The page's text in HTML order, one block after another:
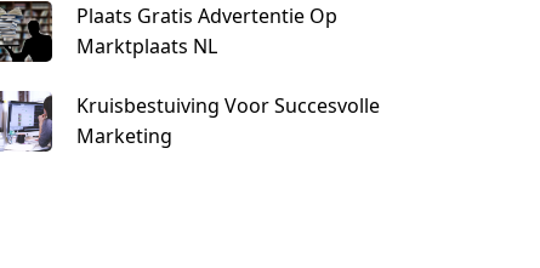
Plaats Gratis Advertentie Op
Marktplaats NL
Kruisbestuiving Voor Succesvolle
Marketing